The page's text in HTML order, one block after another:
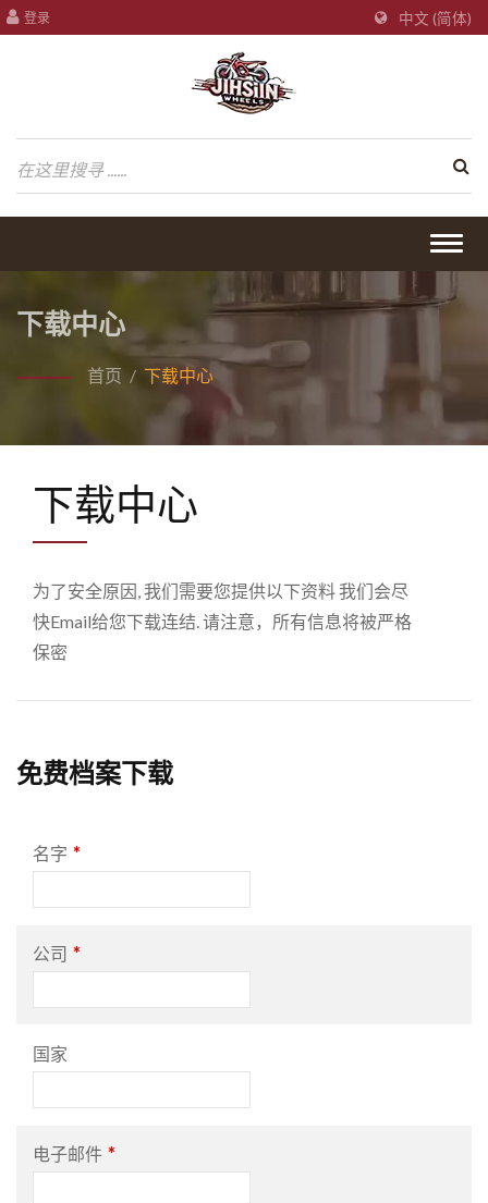
登录 中文 (简体)
下载中心
首页 / 下载中心
下载中心
为了安全原因, 我们需要您提供以下资料 我们会尽
快Email给您下载连结. 请注意，所有信息将被严格
保密
免费档案下载
名字 *
公司 *
国家
电子邮件 *